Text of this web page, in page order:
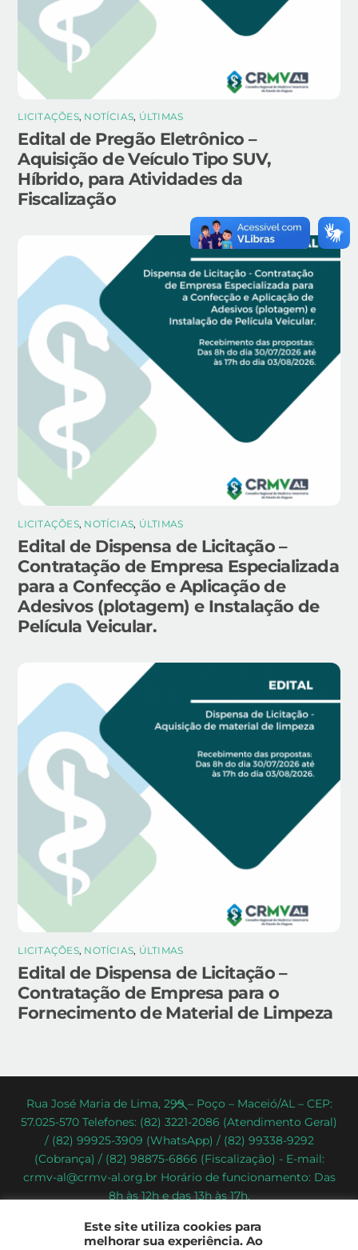
LICITAÇÕES, NOTÍCIAS, ÚLTIMAS
Edital de Pregão Eletrônico –
Aquisição de Veículo Tipo SUV,
Híbrido, para Atividades da
Fiscalização
LICITAÇÕES, NOTÍCIAS, ÚLTIMAS
Edital de Dispensa de Licitação –
Contratação de Empresa Especializada
para a Confecção e Aplicação de
Adesivos (plotagem) e Instalação de
Película Veicular.
LICITAÇÕES, NOTÍCIAS, ÚLTIMAS
Edital de Dispensa de Licitação –
Contratação de Empresa para o
Fornecimento de Material de Limpeza
Back
To
Top
Rua José Maria de Lima, 299 – Poço – Maceió/AL – CEP:
57.025-570 Telefones: (82) 3221-2086 (Atendimento Geral)
/ (82) 99925-3909 (WhatsApp) / (82) 99338-9292
(Cobrança) / (82) 98875-6866 (Fiscalização) - E-mail:
crmv-al@crmv-al.org.br Horário de funcionamento: Das
8h às 12h e das 13h às 17h.
Estado de Alagoas
Este site utiliza cookies para
melhorar sua experiência. Ao